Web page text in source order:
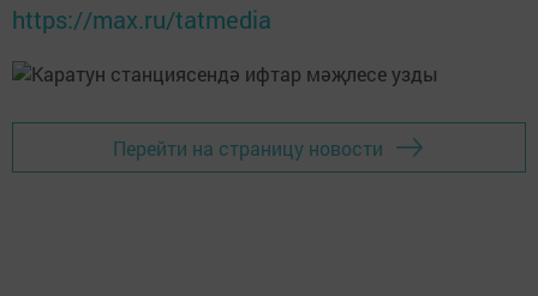
https://max.ru/tatmedia
Перейти на страницу новости